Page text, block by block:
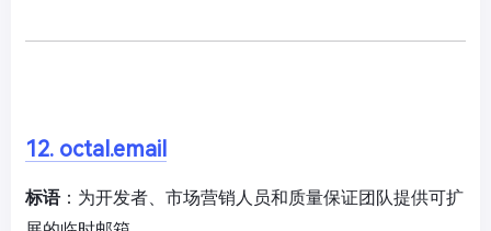
12. octal.email
标语：为开发者、市场营销人员和质量保证团队提供可扩